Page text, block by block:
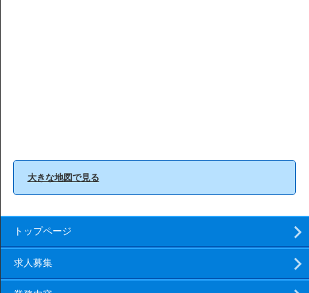
大きな地図で見る
トップページ
求人募集